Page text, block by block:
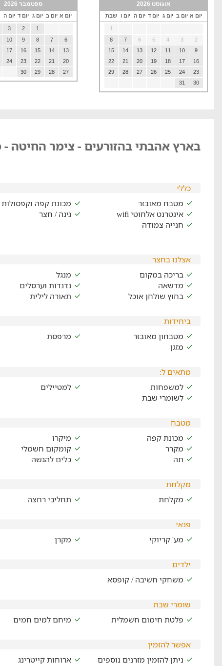
אוגוסט 2026
יום א יום ב יום ג יום ד יום ה יום ו שבת
1
2
3
4
5
6
7
8
9
10
11
12
13
14
15
16
17
18
19
20
21
22
23
24
25
26
27
28
29
30
31
ספטמבר 2026
יום א יום ב יום ג יום ד יום ה
1
2
3
6
7
8
9
10
13
14
15
16
17
20
21
22
23
24
27
28
29
30
בארץ אהבתי בהזורעים - צימר החיטה -
כללי
מטבח מאובזר
מכונת קפה וקפסולות
אינטרנט אלחוטי wifi
גינה / חצר
חנייה צמודה
אצלנו בחצר
בריכה במקום
מנגל
מדשאה
נדנדות וערסלים
בחוץ שולחן אוכל
תאורה לילית
ביחידות
מטבחון מאובזר
מרפסת
מזגן
מתאים ל:
למשפחות
למטיילים
לשומרי שבת
מטבח
מכונת קפה
מיקרו
מקרר
קומקום חשמלי
תה
כלים להגשה
מקלחת
מקלחת
תחליבי רחצה
פנאי
מע' קריוקי
מקרן
ילדים
משחקי חשיבה / קופסא
שומרי שבת
פלטת חימום חשמלית
מיחם למים חמים
אפשר להזמין
ניתן להזמין מזרנים נוספים
ארוחות קייטרינג